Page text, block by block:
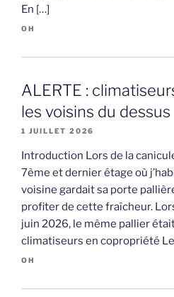
En […]
OH
ALERTE :
les voisins du dessus
1 JUILLET 2026
Introduction Lors de la
7ème et dernier étage où
voisine gardait sa porte
profiter de cette fraîcheur.
juin 2026, le même pallier
climatiseurs en copropriété
OH